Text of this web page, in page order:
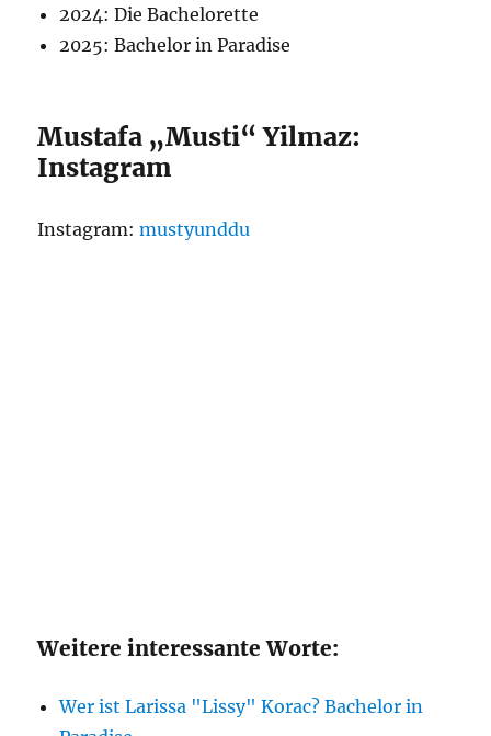
2024: Die Bachelorette
2025: Bachelor in Paradise
Mustafa „Musti“ Yilmaz:
Instagram
Instagram:mustyunddu
Weitere interessante Worte:
Wer ist Larissa "Lissy" Korac? Bachelor in